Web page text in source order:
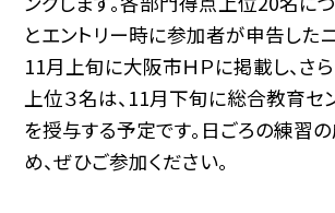
とエントリー時に参加者が申告した
11月上旬に大阪市ＨＰに掲載し、さ
上位３名は、11月下旬に総合教育セ
を授与する予定です。日ごろの練習
め、ぜひご参加ください。